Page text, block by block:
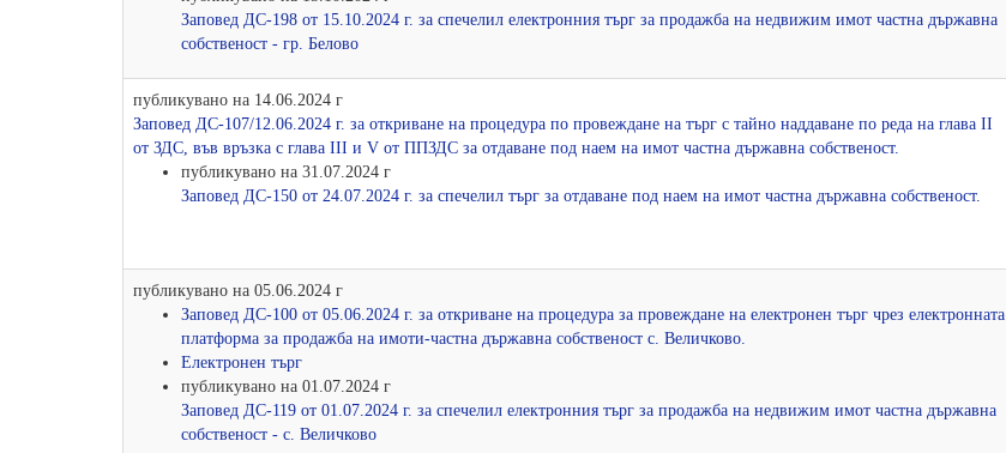
Заповед ДС-198 от 15.10.2024 г. за спечелил електронния търг за продажба на недвижим имот частна държавна
собственост - гр. Белово
публикувано на 14.06.2024 г
Заповед ДС-107/12.06.2024 г. за откриване на процедура по провеждане на търг с тайно наддаване по реда на глава ІІ
от ЗДС, във връзка с глава ІІІ и V от ППЗДС за отдаване под наем на имот частна държавна собственост.
публикувано на 31.07.2024 г
Заповед ДС-150 от 24.07.2024 г. за спечелил търг за отдаване под наем на имот частна държавна собственост.
публикувано на 05.06.2024 г
Заповед ДС-100 от 05.06.2024 г. за откриване на процедура за провеждане на електронен търг чрез електронната
платформа за продажба на имоти-частна държавна собственост с. Величково.
Електронен търг
публикувано на 01.07.2024 г
Заповед ДС-119 от 01.07.2024 г. за спечелил електронния търг за продажба на недвижим имот частна държавна
собственост - с. Величково